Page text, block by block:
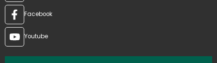
Facebook
Youtube